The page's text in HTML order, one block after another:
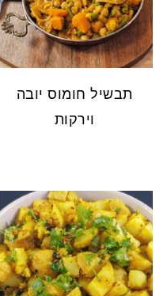
תבשיל חומוס יובה
וירקות